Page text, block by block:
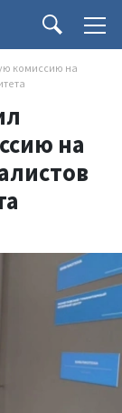
комиссию на
на